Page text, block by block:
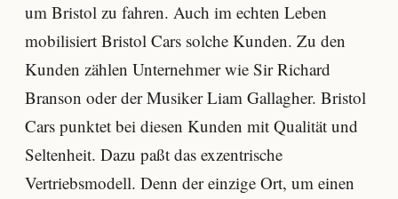
um Bristol zu fahren. Auch im echten Leben
mobilisiert Bristol Cars solche Kunden. Zu den
Kunden zählen Unternehmer wie Sir Richard
Branson oder der Musiker Liam Gallagher. Bristol
Cars punktet bei diesen Kunden mit Qualität und
Seltenheit. Dazu paßt das exzentrische
Vertriebsmodell. Denn der einzige Ort, um einen